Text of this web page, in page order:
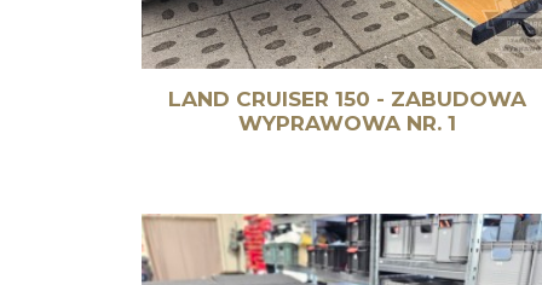
LAND CRUISER 150 - ZABUDOWA
WYPRAWOWA NR. 1